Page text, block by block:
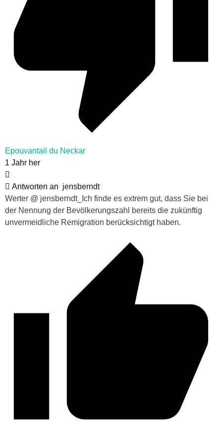
Epouvantail du Neckar
1 Jahr her
Antworten an jensberndt
Werter @ jensberndt_Ich finde es extrem gut, dass Sie bei
der Nennung der Bevölkerungszahl bereits die zukünftig
unvermeidliche Remigration berücksichtigt haben.